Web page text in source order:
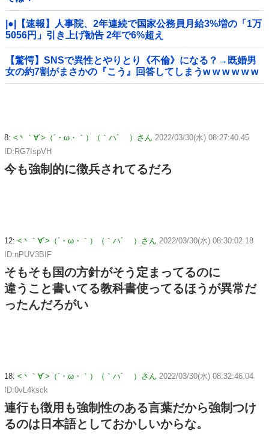
|●|【速報】人事院、2年連続で国家公務員月給3%増の「1万
5056円」引き上げ勧告 2年で6%超え
【驚愕】SNSで異性とやりとり《不倫》になる？→既婚男
女の約7割がまさかの『こう』回答してしまうw w w w w w
w w
8: <丶｀∀´>（´・ω・｀）（｀ハ´ ）さん 2022/03/30(水) 08:27:40.45
ID:RG7IspVH
今も強制的に徴兵されてるだろ
12: <丶｀∀´>（´・ω・｀）（｀ハ´ ）さん 2022/03/30(水) 08:30:02.18
ID:nPUV3BIF
そもそも国の方針がそう定まってるのに
違うこと書いてる教科書使ってるほうが異常だ
ったんだろがい
18: <丶｀∀´>（´・ω・｀）（｀ハ´ ）さん 2022/03/30(水) 08:32:46.04
ID:0vL4ksck
連行も徴用も強制性のある言葉だから強制つけ
るのは日本語としておかしいからな。